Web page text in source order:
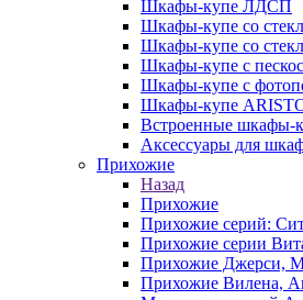
Шкафы-купе ЛДСП
Шкафы-купе со
Шкафы-купе со
Шкафы-купе с
Шкафы-купе с
Шкафы-купе
Встроенные шкафы-
Аксессуары для
Прихожие
Назад
Прихожие
Прихожие серий:
Прихожие серии
Прихожие Джерси,
Прихожие Вилена,